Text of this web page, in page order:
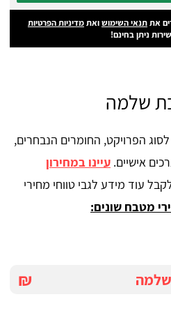
אתתנאי השימושואתמדיניות הפרטיות
ניתן בחינם!
שלמה
הפרויקט, החומרים הנבחרים,
אישיים. עיינו במחירון
עוד מידע לגבי טווחי מחירי
מטבח שונים:
₪